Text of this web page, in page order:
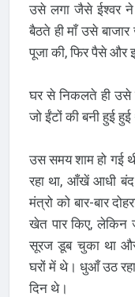
उसे लगा जैसे ईश्वर ने
बैठते ही माँ उसे
पूजा की, फिर पैसे और
घर से निकलते ही उसे
जो ईंटों की बनी हुई
उस समय शाम हो गई
रहा था, आँखें आधी बंद
मंत्रो को बार-बार
खेत पार किए, लेकिन
सूरज डूब चुका था
घरों में थे। धुआँ उठ
दिन थे।